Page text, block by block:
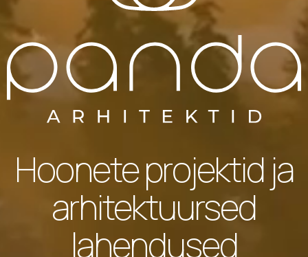
Hoonete projektid ja
arhitektuursed
lahendused
LISA FAIL
Nõustun isikuandmete töötlemisega.